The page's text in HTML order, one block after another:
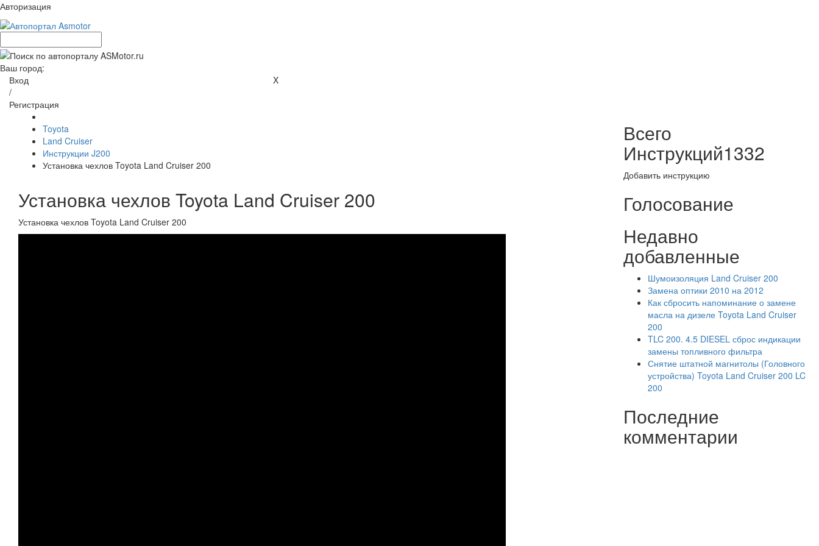
Авторизация
Ваш город:
Вход
/
Регистрация
X
Toyota
Land Cruiser
Инструкции J200
Установка чехлов Toyota Land Cruiser 200
Установка чехлов Toyota Land Cruiser 200
Установка чехлов Toyota Land Cruiser 200
Всего
Инструкций1332
Добавить инструкцию
Голосование
Недавно
добавленные
Шумоизоляция Land Cruiser 200
Замена оптики 2010 на 2012
Как сбросить напоминание о замене
масла на дизеле Toyota Land Cruiser
200
TLC 200. 4.5 DIESEL сброс индикации
замены топливного фильтра
Снятие штатной магнитолы (Головного
устройства) Toyota Land Cruiser 200 LC
200
Последние
комментарии